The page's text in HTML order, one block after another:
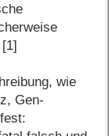
wie
Gen-